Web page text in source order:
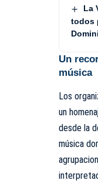
La
todos
Un
música
Los
un
desde la
música